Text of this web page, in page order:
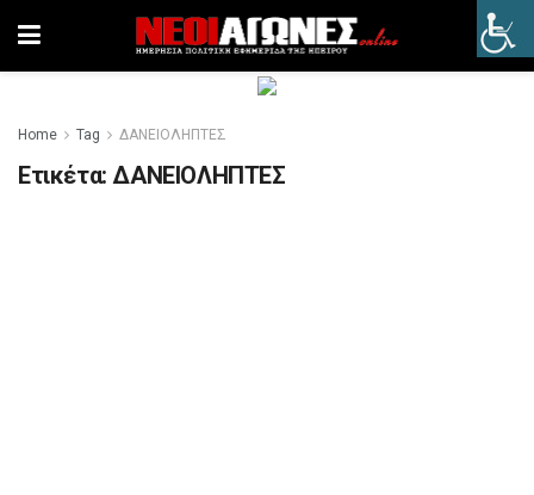
Home Tag ΔΑΝΕΙΟΛΗΠΤΕΣ
Ετικέτα:ΔΑΝΕΙΟΛΗΠΤΕΣ